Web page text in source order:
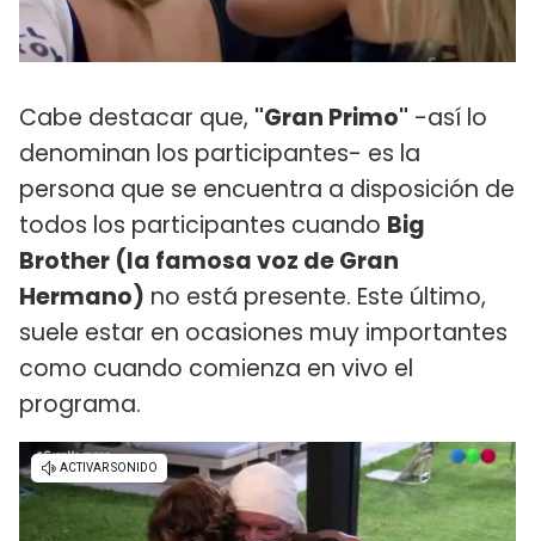
Cabe destacar que, "Gran Primo" -así lo
denominan los participantes- es la
persona que se encuentra a disposición de
todos los participantes cuando Big
Brother (la famosa voz de Gran
Hermano) no está presente. Este último,
suele estar en ocasiones muy importantes
como cuando comienza en vivo el
programa.